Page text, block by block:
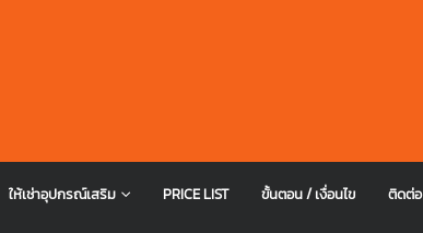
ให้เช่าอุปกรณ์เสริม PRICE LIST ขั้นตอน / เงื่อนไข ติดต่อ